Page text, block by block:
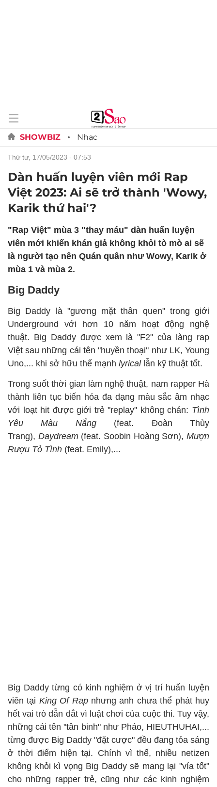
SHOWBIZ Nhạc
thứ tư, 17/05/2023 - 07:53
Dàn huấn luyện viên mới Rap
Việt 2023: Ai sẽ trở thành 'Wowy,
Karik thứ hai'?
"Rap Việt" mùa 3 "thay máu" dàn huấn luyện
viên mới khiến khán giả không khỏi tò mò ai sẽ
là người tạo nên Quán quân như Wowy, Karik ở
mùa 1 và mùa 2.
Big Daddy
Big Daddy là "gương mặt thân quen" trong giới
Underground với hơn 10 năm hoạt động nghệ
thuật. Big Daddy được xem là "F2" của làng rap
Việt sau những cái tên "huyền thoại" như LK, Young
Uno,... khi sở hữu thế mạnh lyrical lẫn kỹ thuật tốt.
Trong suốt thời gian làm nghệ thuật, nam rapper Hà
thành liên tục biến hóa đa dạng màu sắc âm nhạc
với loạt hit được giới trẻ "replay" không chán: Tình
Yêu Màu Nắng(feat. Đoàn Thùy
Trang), Daydream(feat. Soobin Hoàng Sơn),Mượn
Rượu Tỏ Tình (feat. Emily),...
Big Daddy từng có kinh nghiệm ở vị trí huấn luyện
viên tại King Of Rapnhưng anh chưa thể phát huy
hết vai trò dẫn dắt vì luật chơi của cuộc thi. Tuy vậy,
những cái tên "tân binh" như Pháo, HIEUTHUHAI,...
từng được Big Daddy "đặt cược" đều đang tỏa sáng
ở thời điểm hiện tại. Chính vì thế, nhiều netizen
không khỏi kì vọng Big Daddy sẽ mang lại "vía tốt"
cho những rapper trẻ, cũng như các kinh nghiệm